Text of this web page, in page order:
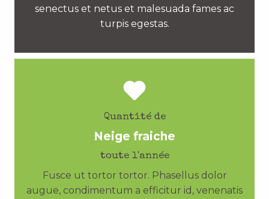
senectus et netus et malesuada fames ac
turpis egestas.
Quantité de
Neige fraiche
toute l'année
Fusce ut tortor tortor. Phasellus dolor
augue, condimentum a efficitur id, venenatis